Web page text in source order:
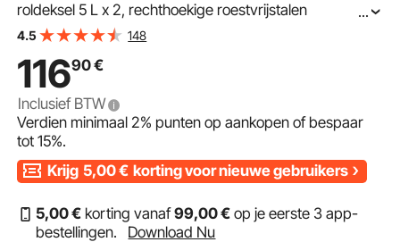
roldeksel 5 L x 2, rechthoekige roestvrijstalen
warmhoudcontainer, buffetset inclusief deksel met
enz.
...
4.5 148
11690€
Inclusief BTW
Verdien minimaal2% punten op aankopen of bespaar
tot15%.
Krijg 5,00€ korting voor nieuwe gebruikers
5,00€ korting vanaf99,00€ op je eerste 3 app-
bestellingen.
Download Nu